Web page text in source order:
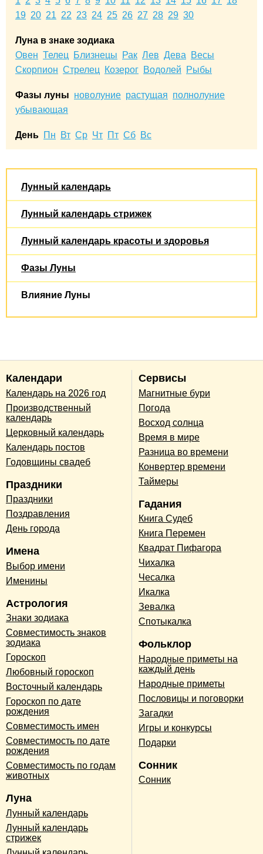
19 20 21 22 23 24 25 26 27 28 29 30
Луна в знаке зодиака
Овен Телец Близнецы Рак Лев Дева
Весы
Скорпион Стрелец Козерог Водолей Рыбы
Фазы луны новолуние растущая полнолуние
убывающая
День Пн Вт Ср Чт Пт Сб Вс
Лунный календарь
Лунный календарь стрижек
Лунный календарь красоты и здоровья
Фазы Луны
Влияние Луны
Календари
Календарь на 2026 год
Производственный
календарь
Церковный календарь
Календарь постов
Годовщины свадеб
Праздники
Праздники
Поздравления
День города
Имена
Выбор имени
Именины
Астрология
Знаки зодиака
Совместимость знаков
зодиака
Гороскоп
Любовный гороскоп
Восточный календарь
Гороскоп по дате
рождения
Совместимость имен
Совместимость по дате
рождения
Совместимость по годам
животных
Луна
Лунный календарь
Лунный календарь
стрижек
Сервисы
Магнитные бури
Погода
Восход солнца
Время в мире
Разница во времени
Конвертер времени
Таймеры
Гадания
Книга Судеб
Книга Перемен
Квадрат Пифагора
Чихалка
Чесалка
Икалка
Зевалка
Спотыкалка
Фольклор
Народные приметы на
каждый день
Народные приметы
Пословицы и поговорки
Загадки
Игры и конкурсы
Подарки
Сонник
Сонник